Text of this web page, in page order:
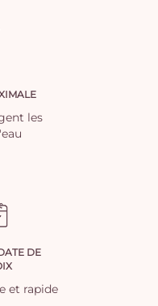
les
DE
et rapide